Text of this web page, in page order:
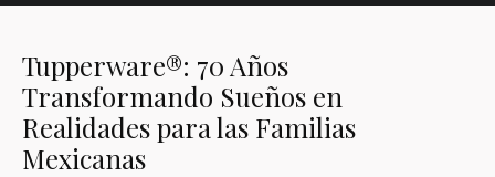
Tupperware®: 70 Años
Transformando Sueños en
Realidades para las Familias
Mexicanas